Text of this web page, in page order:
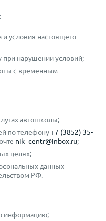
и условия настоящего
при нарушении условий;
с временным
автошколы;
по телефону+7 (3852) 35-
nik_centr@inbox.ru;
целях;
данных
РФ.
информацию;